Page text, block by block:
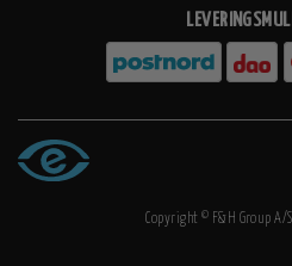
Copyright © F&H Group A/